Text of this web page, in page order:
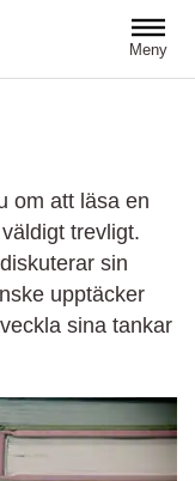
Meny
om att läsa en
trevligt.
sin
upptäcker
sina tankar